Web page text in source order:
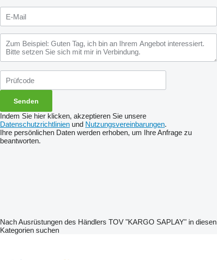
Indem Sie hier klicken, akzeptieren Sie unsere
Datenschutzrichtlinien und Nutzungsvereinbarungen.
Ihre persönlichen Daten werden erhoben, um Ihre Anfrage zu
beantworten.
Nach Ausrüstungen des Händlers TOV "KARGO SAPLAY" in diesen
Kategorien suchen